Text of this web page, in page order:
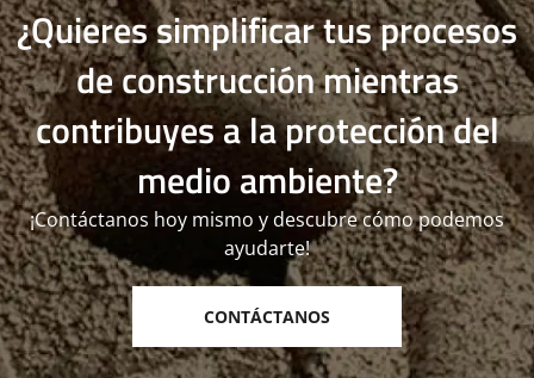
¿Quieres simplificar tus procesos
de construcción mientras
contribuyes a la protección del
medio ambiente?
¡Contáctanos hoy mismo y descubre cómo podemos
ayudarte!
CONTÁCTANOS